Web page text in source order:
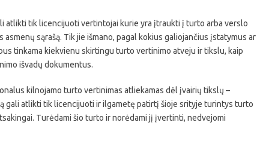
atlikti tik licencijuoti vertintojai kurie yra įtraukti į turto arba verslo
sąrašą. Tik jie išmano, pagal kokius galiojančius įstatymus ar
tinkama kiekvienu skirtingu turto vertinimo atveju ir tikslu, kaip
išvadų dokumentus.
kilnojamo turto vertinimas atliekamas dėl įvairių tikslų –
gali atlikti tik licencijuoti ir ilgametę patirtį šioje srityje turintys turto
Turėdami šio turto ir norėdami jį įvertinti, nedvejomi